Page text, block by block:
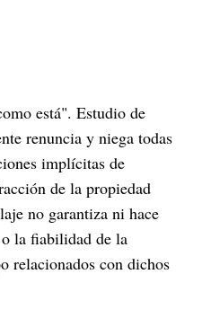
está". Estudio de
renuncia y niega todas
implícitas de
de la propiedad
no garantiza ni hace
la fiabilidad de la
relacionados con dichos